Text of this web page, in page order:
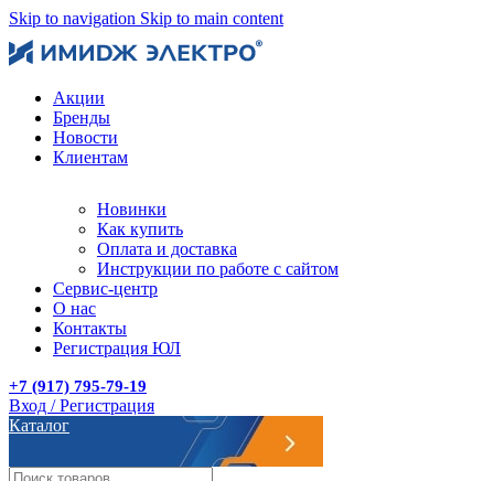
Skip to navigation Skip to main content
Акции
Бренды
Новости
Клиентам
Новинки
Как купить
Оплата и доставка
Инструкции по работе с сайтом
Сервис-центр
О нас
Контакты
Регистрация ЮЛ
+7 (917) 795-79-19
Вход / Регистрация
Каталог